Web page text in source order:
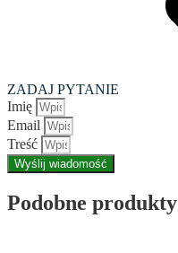
ZADAJ PYTANIE
Imię
Email
Treść
Wyślij wiadomość
Podobne produkty